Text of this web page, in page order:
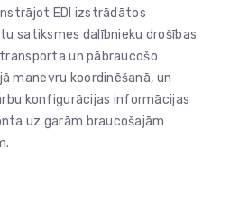
EDI izstrādātos
satiksmes dalībnieku drošības
un pābraucošo
manevru koordinēšanā, un
konfigurācijas informācijas
uz garām braucošajām